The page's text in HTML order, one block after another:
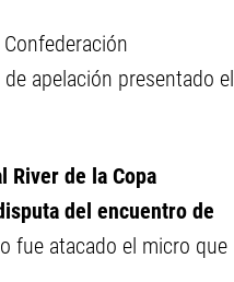
apelación presentado el
River de la Copa
del encuentro de
fue atacado el micro que